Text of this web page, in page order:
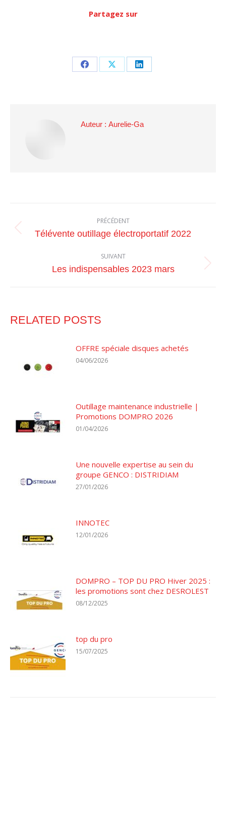
Partagez sur
PartagerPartagerPartager
Auteur : Aurelie-Ga
ARTICLE
PRÉCÉDENT
Article
précédent
:
Télévente outillage électroportatif 2022
SUIVANT
Article
Les indispensables 2023 mars
RELATED POSTS
OFFRE spéciale disques achetés
04/06/2026
Outillage maintenance industrielle |
Promotions DOMPRO 2026
01/04/2026
Une nouvelle expertise au sein du
groupe GENCO : DISTRIDIAM
27/01/2026
INNOTEC
12/01/2026
DOMPRO – TOP DU PRO Hiver 2025 :
les promotions sont chez DESROLEST
08/12/2025
top du pro
15/07/2025